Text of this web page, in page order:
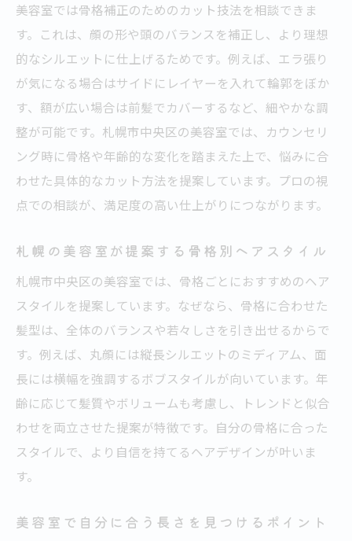
美容室では骨格補正のためのカット技法を相談できま
す。これは、顔の形や頭のバランスを補正し、より理想
的なシルエットに仕上げるためです。例えば、エラ張り
が気になる場合はサイドにレイヤーを入れて輪郭をぼか
す、額が広い場合は前髪でカバーするなど、細やかな調
整が可能です。札幌市中央区の美容室では、カウンセリ
ング時に骨格や年齢的な変化を踏まえた上で、悩みに合
わせた具体的なカット方法を提案しています。プロの視
点での相談が、満足度の高い仕上がりにつながります。
札幌の美容室が提案する骨格別ヘアスタイル
札幌市中央区の美容室では、骨格ごとにおすすめのヘア
スタイルを提案しています。なぜなら、骨格に合わせた
髪型は、全体のバランスや若々しさを引き出せるからで
す。例えば、丸顔には縦長シルエットのミディアム、面
長には横幅を強調するボブスタイルが向いています。年
齢に応じて髪質やボリュームも考慮し、トレンドと似合
わせを両立させた提案が特徴です。自分の骨格に合った
スタイルで、より自信を持てるヘアデザインが叶いま
す。
美容室で自分に合う長さを見つけるポイント